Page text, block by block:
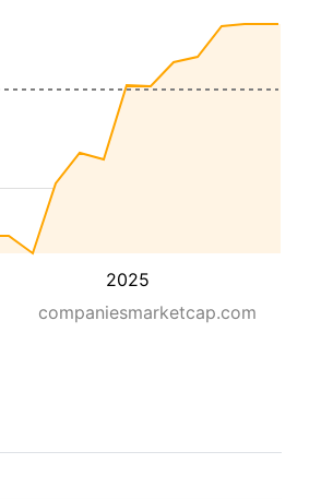
2025
companiesmarketcap.com